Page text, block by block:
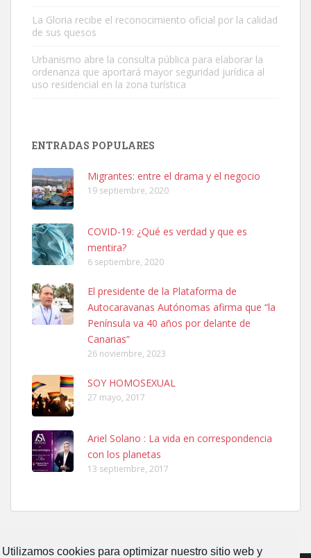
Utilizamos cookies para optimizar nuestro sitio web y
Leales.org » Gran Canaria
SHIBA PERDIDO AVDA JOSE MESA Y LOPEZ
PERRO MACHO RAZA SHIBA CON MICROCHIP PERDIDO HOY
06/07/2025 ZONA MESA Y LOPEZ. ES MUY ASUSTADIZO
Leales.org » Gran Canaria
6.7.2025
Ninfa perdida
El día 5 se los perdió una ninfa papillera, asustada tiene miedo a la
calle, se perdió por la zon...
La Gloria recibe el reconocimiento oficial por la calidad
de sus quesos
Urbanismo abre la consulta pública para elaborar la
ordenanza que aportará mayor seguridad jurídica al
uso residencial en la zona turística
ENTRADAS POPULARES
Migrantes: entre el drama y el negocio
19 septiembre, 2020
COVID-19: ¿Qué es verdad y que es
mentira?
6 septiembre, 2020
El presidente de la Plataforma de
Autocaravanas Autónomas afirma que “la
Península va 40 años por delante de
Canarias”
26 noviembre, 2023
SOY HOMOSEXUAL
27 mayo, 2017
Ariel Solano : La vida en correspondencia
con los planetas
13 septiembre, 2017